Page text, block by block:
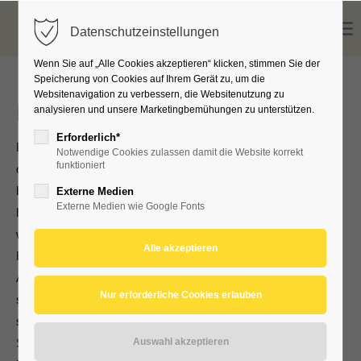
PLUSOPTIX
Die Augenvorsorge mit dem "Plusoptix Vision Screener" dient
der frühzeitigen Erkennung von Sehstörungen. Durch eine
berührungslose, sekundenschnelle Messung können die am
häufigsten vorkommenden Sehstörungen erkannt werden. Ein
wichtiger Bestandteil der frühzeitigen Augenvorsorge ist die
Refraktionsmessung. Diese ist die Grundlage des
Amblyopiescreenings. So kann mit dem Amblyopiescreening
schon bei Säuglingen (ab 6 Monaten) festgestellt werden, ob
sich die Augen altersgerecht entwickeln. Werden
Sehstörungen nicht in den ersten Lebensjahren erkannt und
Datenschutzeinstellungen
Wenn Sie auf „Alle Cookies akzeptieren“ klicken, stimmen Sie der
Speicherung von Cookies auf Ihrem Gerät zu, um die
Websitenavigation zu verbessern, die Websitenutzung zu
analysieren und unsere Marketingbemühungen zu unterstützen.
Erforderlich*
Notwendige Cookies zulassen damit die Website korrekt
funktioniert
Externe Medien
Externe Medien wie Google Fonts